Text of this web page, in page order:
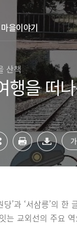
을이야기
산책
행을 떠
가
당’과 ‘서삼릉’의
는 교외선의 주요